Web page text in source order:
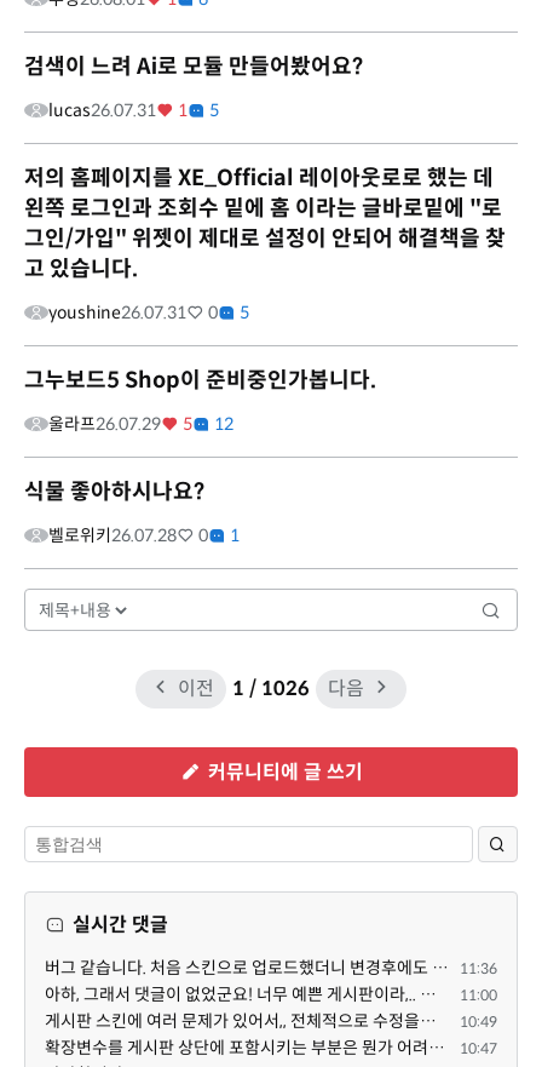
검색이 느려 Ai로 모듈 만들어봤어요?
lucas26.07.31 1 5
저의 홈페이지를 XE_Official 레이아웃로로 했는 데
왼쪽 로그인과 조회수 밑에 홈 이라는 글바로밑에 "로
그인/가입" 위젯이 제대로 설정이 안되어 해결책을 찾
고 있습니다.
youshine26.07.31 0 5
그누보드5 Shop이 준비중인가봅니다.
울라프26.07.29 5 12
식물 좋아하시나요?
벨로위키26.07.28 0 1
이전 1 / 1026 다음
커뮤니티에 글 쓰기
실시간 댓글
버그 같습니다. 처음 스킨으로 업로드했더니 변경후에도 스킨으로 남아있네요. 11:36
아하, 그래서 댓글이 없었군요! 너무 예쁜 게시판이라,.. 넘넘 감사드립니다! 천천히 하세요 ^^ 11:00
게시판 스킨에 여러 문제가 있어서,, 전체적으로 수정을해서 업데이트 하겠습니다! 10:49
확장변수를 게시판 상단에 포함시키는 부분은 뭔가 어려우신 작업인가보네요~ 10:47